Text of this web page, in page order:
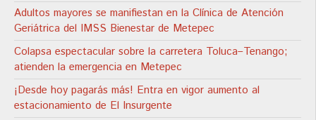
Adultos mayores se manifiestan en la Clínica de Atención
Geriátrica del IMSS Bienestar de Metepec
Colapsa espectacular sobre la carretera Toluca–Tenango;
atienden la emergencia en Metepec
¡Desde hoy pagarás más! Entra en vigor aumento al
estacionamiento de El Insurgente